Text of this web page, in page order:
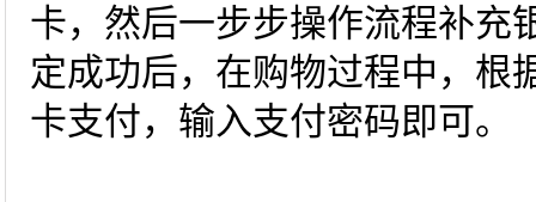
卡，然后一步步操作流程补充
定成功后，在购物过程中，根
卡支付，输入支付密码即可。